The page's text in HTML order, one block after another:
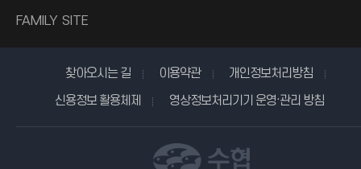
FAMILY SITE
찾아오시는 길 이용약관
개인정보처리방침
신용정보 활용체제
영상정보처리기기 운영·관리 방침